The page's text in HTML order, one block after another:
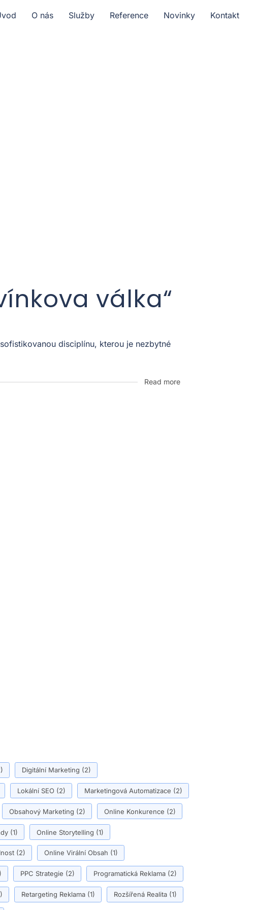
O nás Služby Reference Novinky Kontakt
válka“
disciplínu, kterou je nezbytné
Read more
Digitální Marketing (2)
Lokální SEO(2) Marketingová Automatizace (2)
Obsahový Marketing (2) Online Konkurence (2)
(1) Online Storytelling (1)
(2) Online Virální Obsah (1)
PPC Strategie (2) Programatická Reklama(2)
Retargeting Reklama(1) Rozšířená Realita(1)